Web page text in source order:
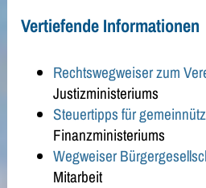
Vertiefende Informationen
Rechtswegweiser zum
Justizministeriums
Steuertipps für
Finanzministeriums
Wegweiser
Mitarbeit